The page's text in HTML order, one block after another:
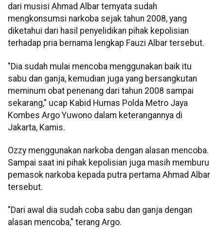
dari musisi Ahmad Albar ternyata sudah
mengkonsumsi narkoba sejak tahun 2008, yang
diketahui dari hasil penyelidikan pihak kepolisian
terhadap pria bernama lengkap Fauzi Albar tersebut.
"Dia sudah mulai mencoba menggunakan baik itu
sabu dan ganja, kemudian juga yang bersangkutan
meminum obat penenang dari tahun 2008 sampai
sekarang," ucap Kabid Humas Polda Metro Jaya
Kombes Argo Yuwono dalam keterangannya di
Jakarta, Kamis.
Ozzy menggunakan narkoba dengan alasan mencoba.
Sampai saat ini pihak kepolisian juga masih memburu
pemasok narkoba kepada putra pertama Ahmad Albar
tersebut.
"Dari awal dia sudah coba sabu dan ganja dengan
alasan mencoba," terang Argo.